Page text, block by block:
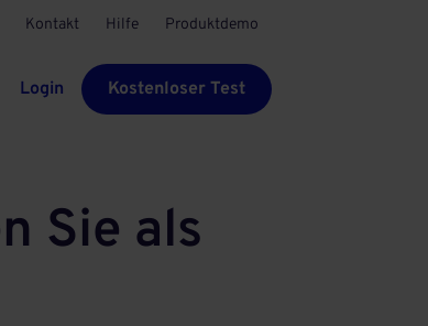
Kontakt Hilfe Produktdemo
Login Kostenloser Test
Sie als